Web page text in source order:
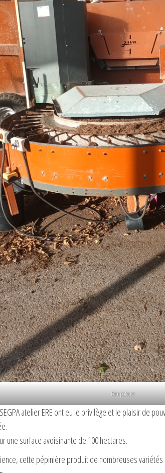
Rempoteuse
atelier ERE ont eu le privilège et le plaisir de
une surface avoisinante de 100 hectares.
cette pépinière produit de nombreuses